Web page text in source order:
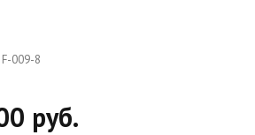
F-009-8
руб.